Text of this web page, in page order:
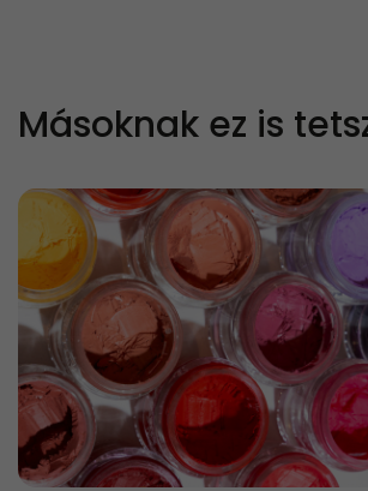
Másoknak ez is